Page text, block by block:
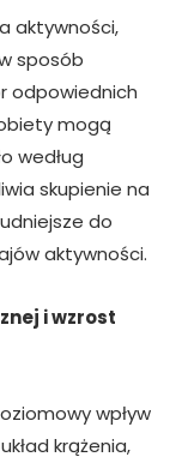
aktywności,
sposób
odpowiednich
mogą
według
skupienie na
do
aktywności.
i wzrost
wpływ
krążenia,